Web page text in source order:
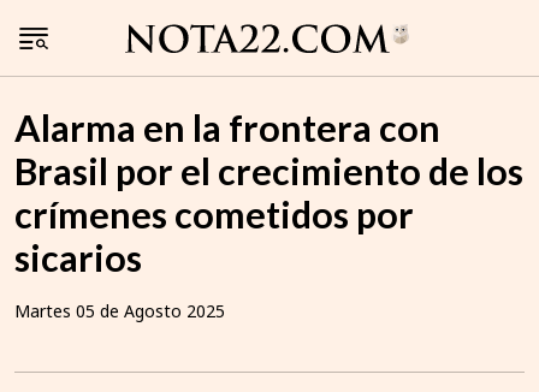
Alarma en la frontera con
Brasil por el crecimiento de los
crímenes cometidos por
sicarios
Martes 05 de Agosto 2025